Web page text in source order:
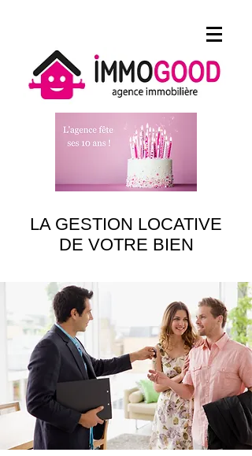
LA GESTION LOCATIVE
DE VOTRE BIEN